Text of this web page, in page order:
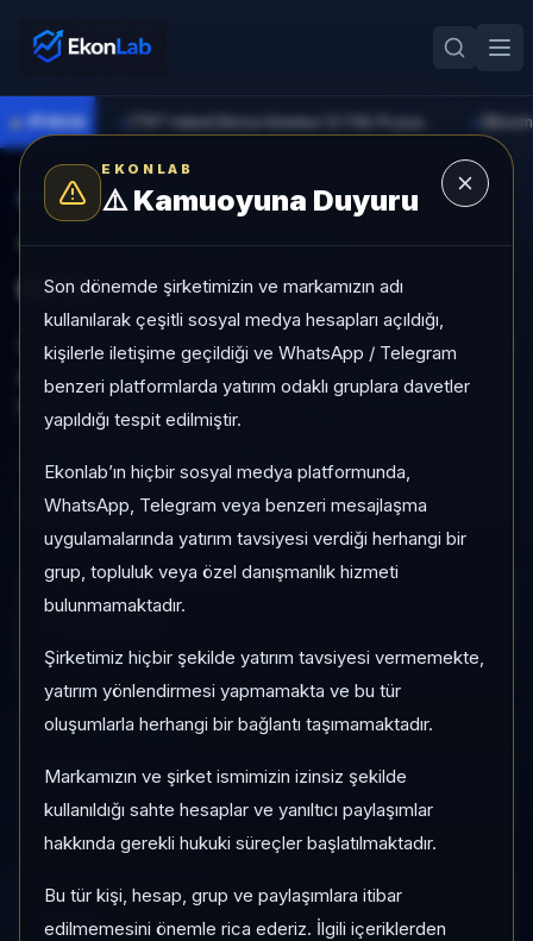
EKONLAB
⚠️Kamuoyuna Duyuru
Son dönemde şirketimizin ve markamızın adı
kullanılarak çeşitli sosyal medya hesapları açıldığı,
kişilerle iletişime geçildiği ve WhatsApp / Telegram
benzeri platformlarda yatırım odaklı gruplara davetler
yapıldığı tespit edilmiştir.
Ekonlab’ın hiçbir sosyal medya platformunda,
WhatsApp, Telegram veya benzeri mesajlaşma
uygulamalarında yatırım tavsiyesi verdiği herhangi bir
grup, topluluk veya özel danışmanlık hizmeti
bulunmamaktadır.
Şirketimiz hiçbir şekilde yatırım tavsiyesi vermemekte,
yatırım yönlendirmesi yapmamakta ve bu tür
oluşumlarla herhangi bir bağlantı taşımamaktadır.
Markamızın ve şirket ismimizin izinsiz şekilde
kullanıldığı sahte hesaplar ve yanıltıcı paylaşımlar
hakkında gerekli hukuki süreçler başlatılmaktadır.
Bu tür kişi, hesap, grup ve paylaşımlara itibar
edilmemesini önemle rica ederiz. İlgili içeriklerden
● PİYASA
AI Kripto Radar/GHO
SUNUCU TARAFI KRIPTO GIRIŞI
GHO
GHO, Large Cap grubunda, son 1 ayda +%0,03, son 3
ayda %-0,13, düşük risk profiliyle, NÖTR sinyaliyle
kripto analizi EkonLab detay sayfasında sunulur.
GHO GHO/TRY Kategori: Large Cap
Risk:Düşük Son fiyat:47,4700
1 AY VE 3 AY PERFORMANS
+%0,03
3 Ay:%-0,13
KATEGORI KONUMU
20/65
Momentum bazlı kategori içi sıra
PIYASA DEĞERI SIRASI
#86